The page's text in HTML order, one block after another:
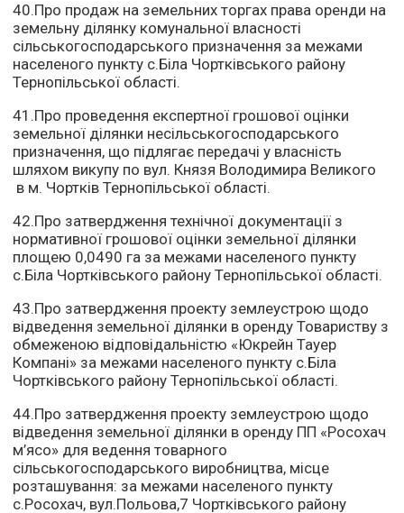
40.Про продаж на земельних торгах права оренди на
земельну ділянку комунальної власності
сільськогосподарського призначення за межами
населеного пункту с.Біла Чортківського району
Тернопільської області.
41.Про проведення експертної грошової оцінки
земельної ділянки несільськогосподарського
призначення, що підлягає передачі у власність
шляхом викупу по вул. Князя Володимира Великого
в м. Чортків Тернопільської області.
42.Про затвердження технічної документації з
нормативної грошової оцінки земельної ділянки
площею 0,0490 га за межами населеного пункту
с.Біла Чортківського району Тернопільської області.
43.Про затвердження проекту землеустрою щодо
відведення земельної ділянки в оренду Товариству з
обмеженою відповідальністю «Юкрейн Тауер
Компані» за межами населеного пункту с.Біла
Чортківського району Тернопільської області.
44.Про затвердження проекту землеустрою щодо
відведення земельної ділянки в оренду ПП «Росохач
м’ясо» для ведення товарного
сільськогосподарського виробництва, місце
розташування: за межами населеного пункту
с.Росохач, вул.Польова,7 Чортківського району